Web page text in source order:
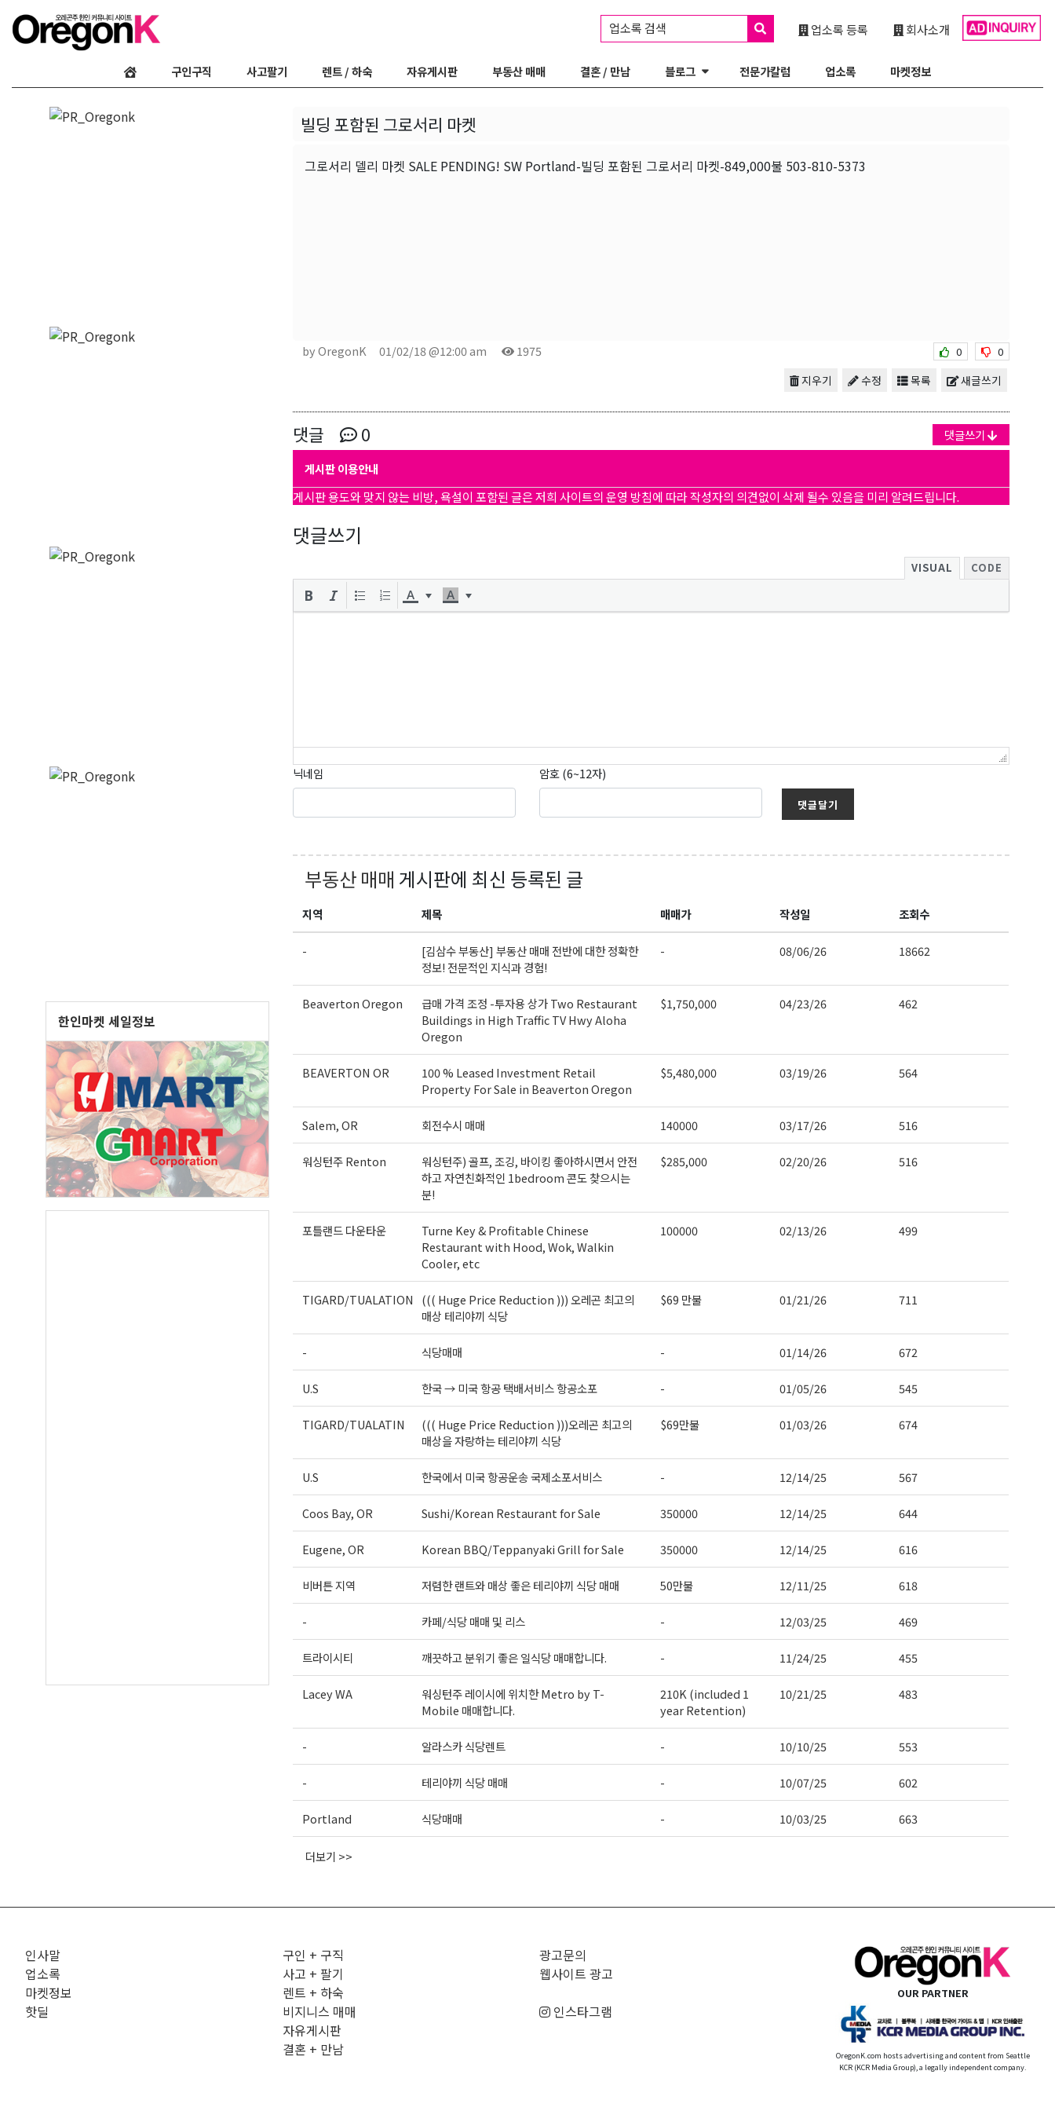
회사소개
업소록 등록
업소록 검색
구인구직 사고팔기 렌트 / 하숙 자유게시판 부동산 매매 결혼 / 만남 블로그 전문가칼럼 업소록 마켓정보
한인마켓 세일정보
빌딩 포함된 그로서리 마켓
그로서리 델리 마켓 SALE PENDING! SW Portland-빌딩 포함된 그로서리 마켓-849,000불 503-810-5373
by OregonK 01/02/18 @12:00 am 1975 0 0
새글쓰기
목록
수정
지우기
댓글 0 댓글쓰기
게시판 이용안내
게시판 용도와 맞지 않는 비방, 욕설이 포함된 글은 저희 사이트의 운영 방침에 따라 작성자의 의견없이 삭제 될수 있음을 미리 알려드립니다.
댓글쓰기
VISUAL CODE
닉네임 암호 (6~12자)
댓글달기
부동산 매매 게시판에 최신 등록된 글
지역 제목 매매가 작성일 조회수
-
[김삼수 부동산] 부동산 매매 전반에 대한 정확한
정보! 전문적인 지식과 경험!
- 08/06/26 18662
Beaverton Oregon
급매 가격 조정 -투자용 상가 Two Restaurant
Buildings in High Traffic TV Hwy Aloha
Oregon
$1,750,000 04/23/26 462
BEAVERTON OR
100 % Leased Investment Retail
Property For Sale in Beaverton Oregon
$5,480,000 03/19/26 564
Salem, OR 회전수시 매매 140000 03/17/26 516
워싱턴주 Renton
워싱턴주) 골프, 조깅, 바이킹 좋아하시면서 안전
하고 자연친화적인 1bedroom 콘도 찾으시는
분!
$285,000 02/20/26 516
포틀랜드 다운타운
Turne Key & Profitable Chinese
Restaurant with Hood, Wok, Walkin
Cooler, etc
100000 02/13/26 499
TIGARD/TUALATION
((( Huge Price Reduction ))) 오레곤 최고의
매상 테리야끼 식당
$69 만불 01/21/26 711
- 식당매매 - 01/14/26 672
U.S 한국 → 미국 항공 택배서비스 항공소포 - 01/05/26 545
TIGARD/TUALATIN
((( Huge Price Reduction )))오레곤 최고의
매상을 자랑하는 테리야끼 식당
$69만불 01/03/26 674
U.S 한국에서 미국 항공운송 국제소포서비스 - 12/14/25 567
Coos Bay, OR Sushi/Korean Restaurant for Sale 350000 12/14/25 644
Eugene, OR Korean BBQ/Teppanyaki Grill for Sale 350000 12/14/25 616
비버튼 지역 저렴한 랜트와 매상 좋은 테리야끼 식당 매매 50만불 12/11/25 618
- 카페/식당 매매 및 리스 - 12/03/25 469
트라이시티 깨끗하고 분위기 좋은 일식당 매매합니다. - 11/24/25 455
Lacey WA
워싱턴주 레이시에 위치한 Metro by T-
Mobile 매매합니다.
210K (included 1
year Retention)
10/21/25 483
- 알라스카 식당렌트 - 10/10/25 553
- 테리야끼 식당 매매 - 10/07/25 602
Portland 식당매매 - 10/03/25 663
더보기 >>
인사말
업소록
마켓정보
핫딜
구인 + 구직
사고 + 팔기
렌트 + 하숙
비지니스 매매
자유게시판
결혼 + 만남
광고문의
웹사이트 광고
인스타그램
OUR PARTNER
OregonK.com hosts advertising and content from Seattle
KCR (KCR Media Group), a legally independent company.